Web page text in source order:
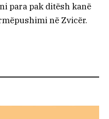
para pak ditësh kanë
në Zvicër.